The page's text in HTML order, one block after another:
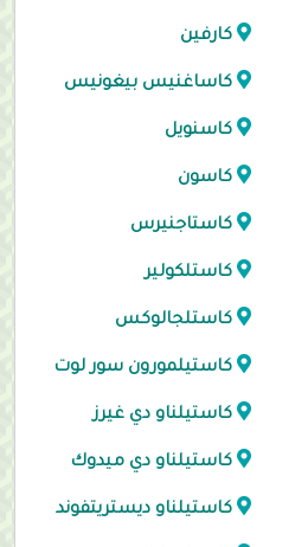
كارفين
كاساغنيس بيغونيس
كاسنويل
كاسون
كاستاجنيرس
كاستلكولير
كاستلجالوكس
كاستيلمورون سور لوت
كاستيلناو دي غيرز
كاستيلناو دي ميدوك
كاستيلناو ديستريتفوند